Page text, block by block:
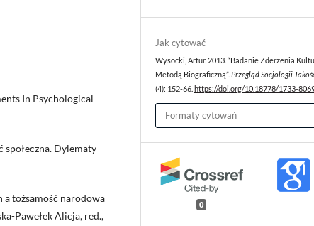
In Psychological
społeczna. Dylematy
a tożsamość narodowa
Pawełek Alicja, red.,
Jak cytować
Wysocki, Artur. 2013. “Badanie Zderzenia
Metodą Biograficzną”. Przegląd Socjologii
(4): 152-66. https://doi.org/10.18778/1733-
Formaty cytowań
0